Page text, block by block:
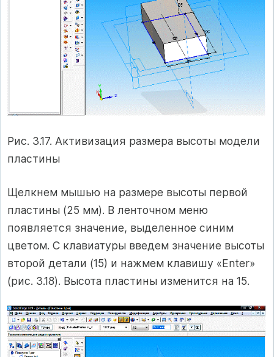
Рис. 3.17. Активизация размера высоты модели
пластины
Щелкнем мышью на размере высоты первой
пластины (25 мм). В ленточном меню
появляется значение, выделенное синим
цветом. С клавиатуры введем значение высоты
второй детали (15) и нажмем клавишу «Enter»
(рис. 3.18). Высота пластины изменится на 15.